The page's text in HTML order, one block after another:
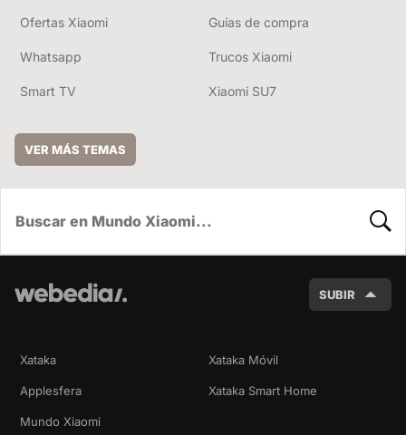
Ofertas Xiaomi Guías de compra
Whatsapp Trucos Xiaomi
Smart TV Xiaomi SU7
VER MÁS TEMAS
SUBIR
Xataka Xataka Móvil
Applesfera Xataka Smart Home
Mundo Xiaomi